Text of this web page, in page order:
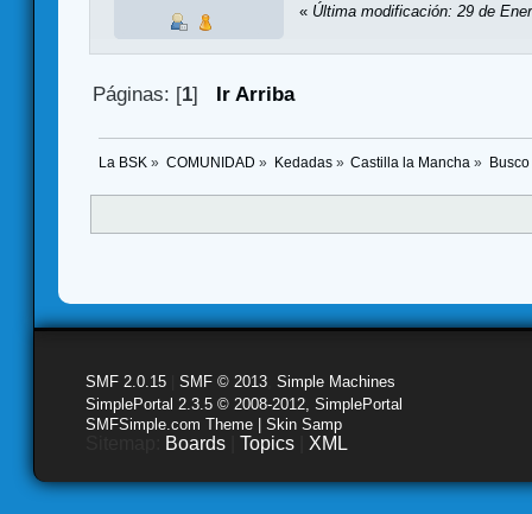
« Última modificación: 29 de
Páginas: [1] Ir Arriba
La BSK » COMUNIDAD » Kedadas» Castilla la Mancha »
SMF 2.0.15 SMF © 2013 Simple Machines
SimplePortal 2.3.5 © 2008-2012, SimplePortal
SMFSimple.com Theme | Skin Samp
Boards Topics XML